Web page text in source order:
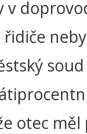
v
řidiče
otec měl